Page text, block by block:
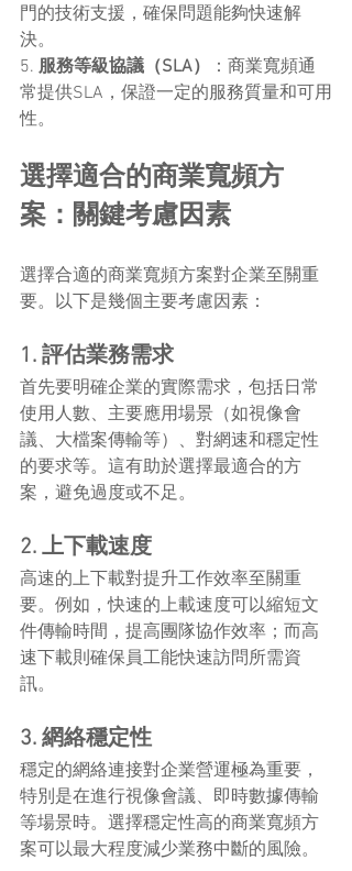
門的技術支援，確保問題能夠快速解
決。
5. 服務等級協議（SLA）
：商業寬頻通
常提供SLA，保證一定的服務質量和可用
性。
選擇適合的商業寬頻方
案：關鍵考慮因素
選擇合適的商業寬頻方案對企業至關重
要。以下是幾個主要考慮因素：
1. 評估業務需求
首先要明確企業的實際需求，包括日常
使用人數、主要應用場景（如視像會
議、大檔案傳輸等）、對網速和穩定性
的要求等。這有助於選擇最適合的方
案，避免過度或不足。
2. 上下載速度
高速的上下載對提升工作效率至關重
要。例如，快速的上載速度可以縮短文
件傳輸時間，提高團隊協作效率；而高
速下載則確保員工能快速訪問所需資
訊。
3. 網絡穩定性
穩定的網絡連接對企業營運極為重要，
特別是在進行視像會議、即時數據傳輸
等場景時。選擇穩定性高的商業寬頻方
案可以最大程度減少業務中斷的風險。